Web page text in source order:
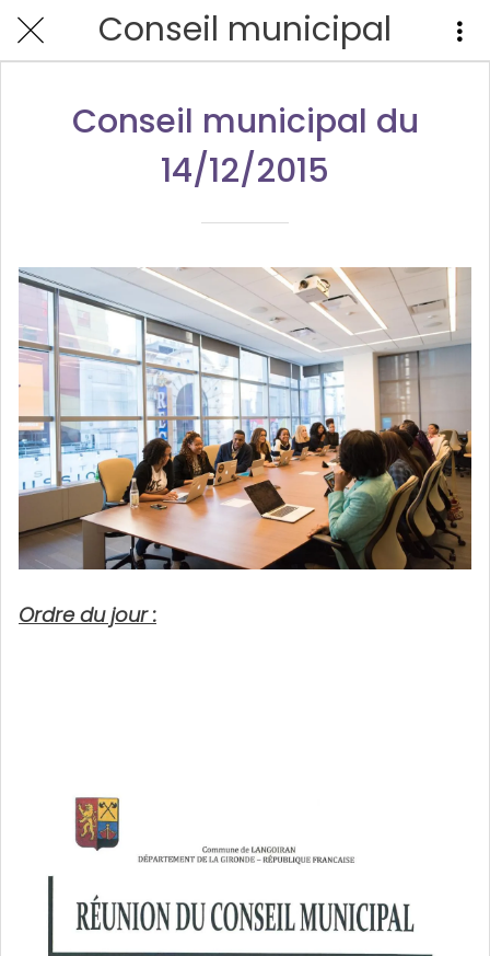
Conseil municipal
Conseil municipal du
14/12/2015
Ordre du jour :